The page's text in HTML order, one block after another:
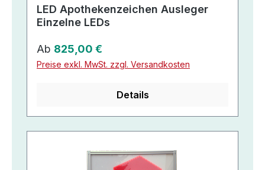
LED Apothekenzeichen Ausleger
Einzelne LEDs
Regulärer Preis:
Ab 825,00 €
Preise exkl. MwSt. zzgl. Versandkosten
Details